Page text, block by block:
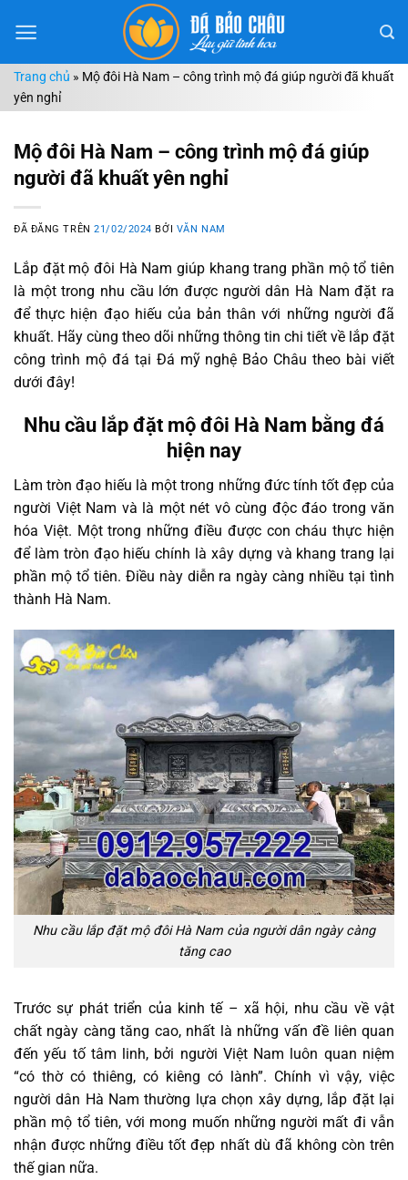
đến
dungTrang chủ » Mộ đôi Hà Nam – công trình mộ đá giúp người đã khuất
yên nghỉ
Mộ đôi Hà Nam – công trình mộ đá giúp
người đã khuất yên nghỉ
ĐÃ ĐĂNG TRÊN21/02/2024 BỞI VĂN NAM
Lắp đặt mộ đôi Hà Nam giúp khang trang phần mộ tổ tiên
là một trong nhu cầu lớn được người dân Hà Nam đặt ra
để thực hiện đạo hiếu của bản thân với những người đã
khuất. Hãy cùng theo dõi những thông tin chi tiết về lắp đặt
công trình mộ đá tại Đá mỹ nghệ Bảo Châu theo bài viết
dưới đây!
Nhu cầu lắp đặt mộ đôi Hà Nam bằng đá
hiện nay
Làm tròn đạo hiếu là một trong những đức tính tốt đẹp của
người Việt Nam và là một nét vô cùng độc đáo trong văn
hóa Việt. Một trong những điều được con cháu thực hiện
để làm tròn đạo hiếu chính là xây dựng và khang trang lại
phần mộ tổ tiên. Điều này diễn ra ngày càng nhiều tại tình
thành Hà Nam.
Nhu cầu lắp đặt mộ đôi Hà Nam của người dân ngày càng
tăng cao
Trước sự phát triển của kinh tế – xã hội, nhu cầu về vật
chất ngày càng tăng cao, nhất là những vấn đề liên quan
đến yếu tố tâm linh, bởi người Việt Nam luôn quan niệm
“có thờ có thiêng, có kiêng có lành”. Chính vì vậy, việc
người dân Hà Nam thường lựa chọn xây dựng, lắp đặt lại
phần mộ tổ tiên, với mong muốn những người mất đi vẫn
nhận được những điều tốt đẹp nhất dù đã không còn trên
thế gian nữa.